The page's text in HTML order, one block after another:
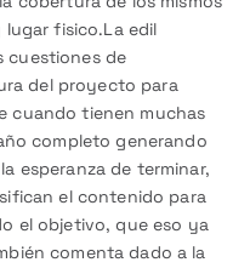
fisico.La edil
cuestiones de
del proyecto para
cuando tienen muchas
completo generando
esperanza de terminar,
el contenido para
el objetivo, que eso ya
comenta dado a la